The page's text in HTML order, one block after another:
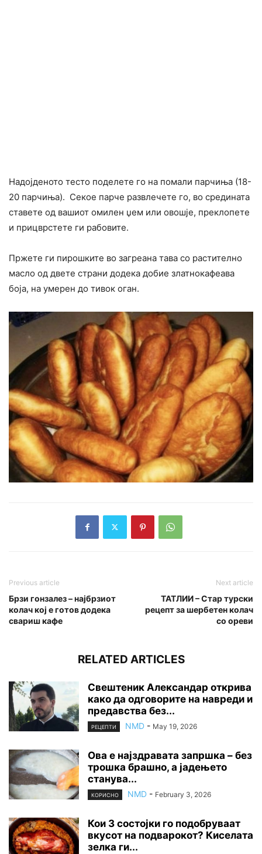
Надојденото тесто поделете го на помали парчиња (18-
20 парчиња). Секое парче развлечете го, во средината
ставете од вашиот омилен џем или овошје, преклопете
и прицврстете ги рабовите.
Пржете ги пирошките во загреана тава со растително
масло од двете страни додека добие златнокафеава
боја, на умерен до тивок оган.
Previous article
Брзи гонзалез – најбрзиот
колач кој е готов додека
свариш кафе
Next article
ТАТЛИИ – Стар турски
рецепт за шербетен колач
со ореви
RELATED ARTICLES
Свештеник Александар открива
како да одговорите на навреди и
предавства без...
РЕЦЕПТИ NMD - May 19, 2026
Ова е најздравата запршка – без
трошка брашно, а јадењето
станува...
КОРИСНО NMD - February 3, 2026
Кои 3 состојки го подобруваат
вкусот на подварокот? Киселата
зелка ги...